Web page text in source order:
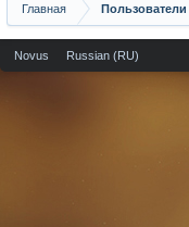
Главная Пользователи
Novus Russian (RU)